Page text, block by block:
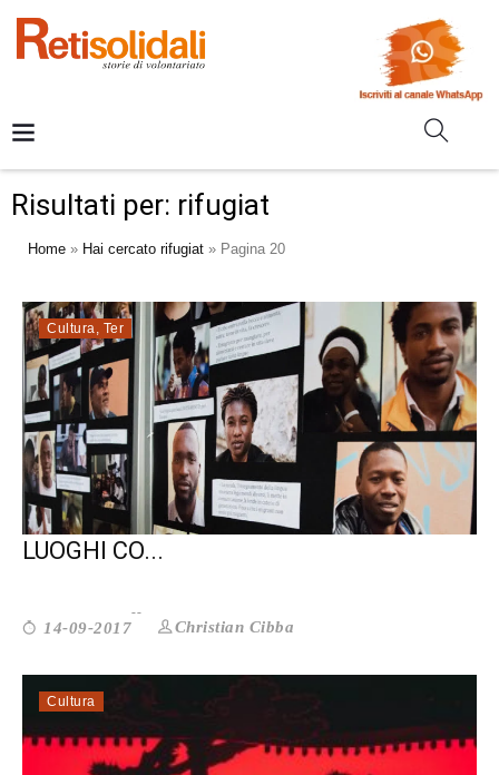
Risultati per: rifugiat
Home » Hai cercato rifugiat » Pagina 20
Cultura Ter
MIGRANTI E INFORMAZIONE TRA
LUOGHI CO...
14-09-2017 Christian Cibba
Cultura